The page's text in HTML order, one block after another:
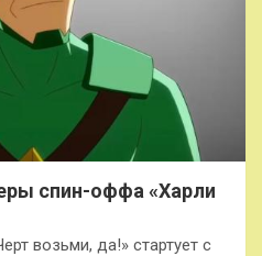
спин-оффа «Харли
возьми, да!» стартует с